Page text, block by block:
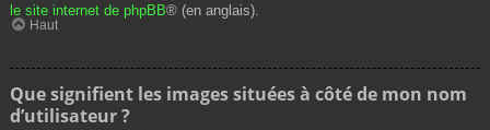
le site internet de phpBB® (en anglais).
Haut
Que signifient les images situées à côté de mon nom
d’utilisateur ?